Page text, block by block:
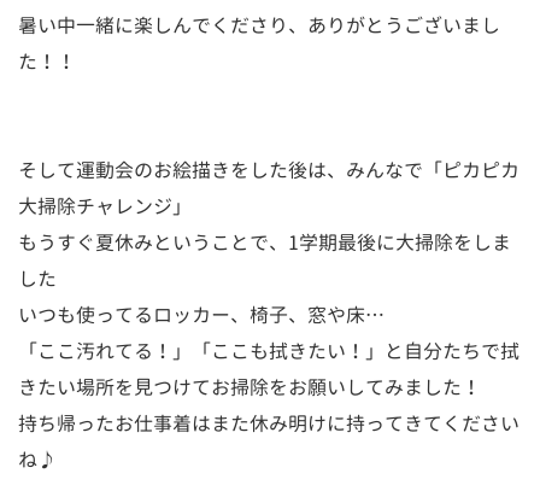
暑い中一緒に楽しんでくださり、ありがとうございまし
た！！
そして運動会のお絵描きをした後は、みんなで「ピカピカ
大掃除チャレンジ」
もうすぐ夏休みということで、1学期最後に大掃除をしま
した
いつも使ってるロッカー、椅子、窓や床…
「ここ汚れてる！」「ここも拭きたい！」と自分たちで拭
きたい場所を見つけてお掃除をお願いしてみました！
持ち帰ったお仕事着はまた休み明けに持ってきてください
ね♪